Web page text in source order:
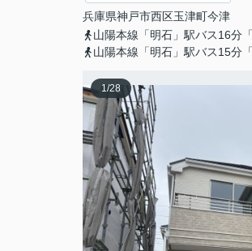
兵庫県神戸市西区玉津町今津
山陽本線「明石」駅バス16分
山陽本線「明石」駅バス15分
1/28